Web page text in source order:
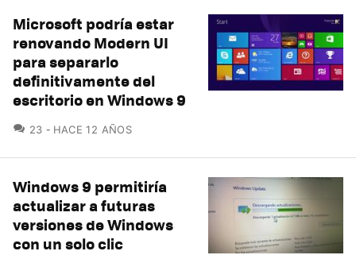
Microsoft podría estar
renovando Modern UI
para separarlo
definitivamente del
escritorio en Windows 9
23 COMENTARIOS
HACE 12 AÑOS
Windows 9 permitiría
actualizar a futuras
versiones de Windows
con un solo clic